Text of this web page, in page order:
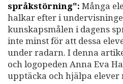
språkstörning": Många
halkar efter i
kunskapsmålen i dagens
inte minst för att dessa
under radarn. I denna
och logopeden Anna Eva
upptäcka och hjälpa elever